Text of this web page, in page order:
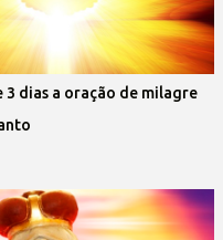
3 dias a oração de milagre